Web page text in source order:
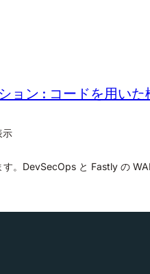
ョン : コードを用いた
示
。DevSecOps と Fastly の